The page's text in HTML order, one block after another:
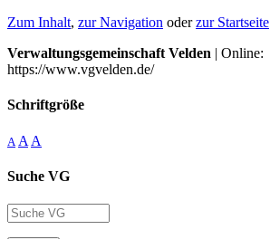
Zum Inhalt, zur Navigation oderzur Startseite
Verwaltungsgemeinschaft Velden | Online:
https://www.vgvelden.de/
Schriftgröße
A A A
Suche VG